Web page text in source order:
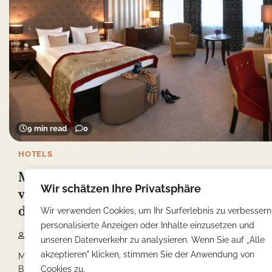
Wir schätzen Ihre Privatsphäre
Wir verwenden Cookies, um Ihr Surferlebnis zu
personalisierte Anzeigen oder Inhalte einzusetzen und
unseren Datenverkehr zu analysieren. Wenn Sie auf „Alle
akzeptieren" klicken, stimmen Sie der Anwendung von
Cookies zu.
9 min read 0
HOTELS
Meißen Unterkunftsführer: Entdecke die
vielfältigen Übernachtungsmöglichkeiten in
dieser historischen Stadt
28/03/2025
Meißen, eine kleine, aber unglaublich charmante Stadt im
Bundesland Sachsen, ist ein wahres Juwel für […]